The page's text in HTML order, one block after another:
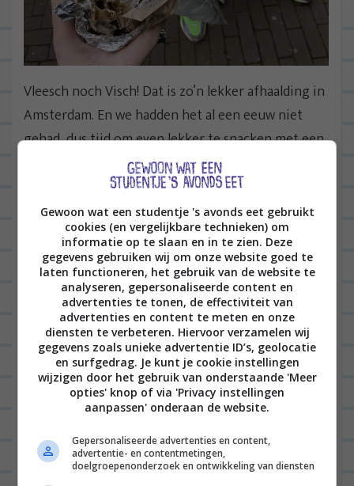
Vleesch noch Visch! Dat is zo’n lekker afhaalding in
Amsterdam. En we hadden het al een eeuw niet
gehad, dus tijd om even lekker te snacken met een
klein wandelingetje door Amsterdam west. Gezel!
Gewoon wat een studentje 's avonds eet gebruikt
cookies (en vergelijkbare technieken) om
informatie op te slaan en in te zien. Deze
gegevens gebruiken wij om onze website goed te
laten functioneren, het gebruik van de website te
analyseren, gepersonaliseerde content en
advertenties te tonen, de effectiviteit van
advertenties en content te meten en onze
diensten te verbeteren. Hiervoor verzamelen wij
gegevens zoals unieke advertentie ID’s, geolocatie
en surfgedrag. Je kunt je cookie instellingen
wijzigen door het gebruik van onderstaande 'Meer
opties' knop of via 'Privacy instellingen
aanpassen' onderaan de website.
Gepersonaliseerde advertenties en content,
advertentie- en contentmetingen,
doelgroepenonderzoek en ontwikkeling van diensten